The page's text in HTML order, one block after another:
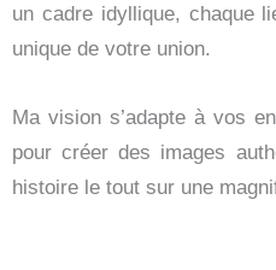
un cadre idyllique, chaque
unique de votre union.
Ma vision s’adapte à vos
pour créer des images
histoire le tout sur une